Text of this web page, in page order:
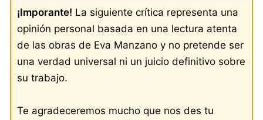
¡Imporante! La siguiente crítica representa una
opinión personal basada en una lectura atenta
de las obras de Eva Manzano y no pretende ser
una verdad universal ni un juicio definitivo sobre
su trabajo.
Te agradeceremos mucho que nos des tu